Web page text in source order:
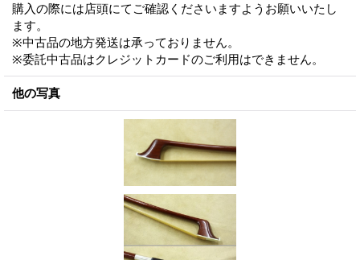
購入の際には店頭にてご確認くださいますようお願いいたし
ます。
※中古品の地方発送は承っておりません。
※委託中古品はクレジットカードのご利用はできません。
他の写真